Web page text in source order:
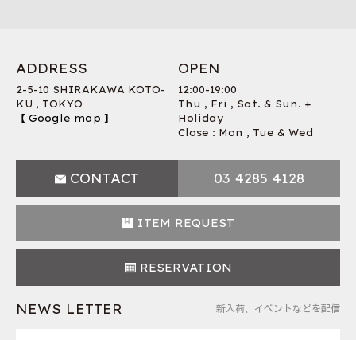
ADDRESS
2-5-10 SHIRAKAWA KOTO-
KU , TOKYO
【 Google map 】
OPEN
12:00-19:00
Thu , Fri , Sat. & Sun. +
Holiday
Close : Mon , Tue & Wed
CONTACT 03 4285 4128
ITEM REQUEST
RESERVATION
NEWS LETTER 新入荷、イベントなどを配信